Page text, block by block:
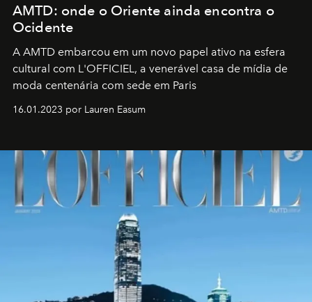
AMTD: onde o Oriente ainda encontra o
Ocidente
A AMTD embarcou em um novo papel ativo na esfera
cultural com L'OFFICIEL, a venerável casa de mídia de
moda centenária com sede em Paris
16.01.2023 por Lauren Easum